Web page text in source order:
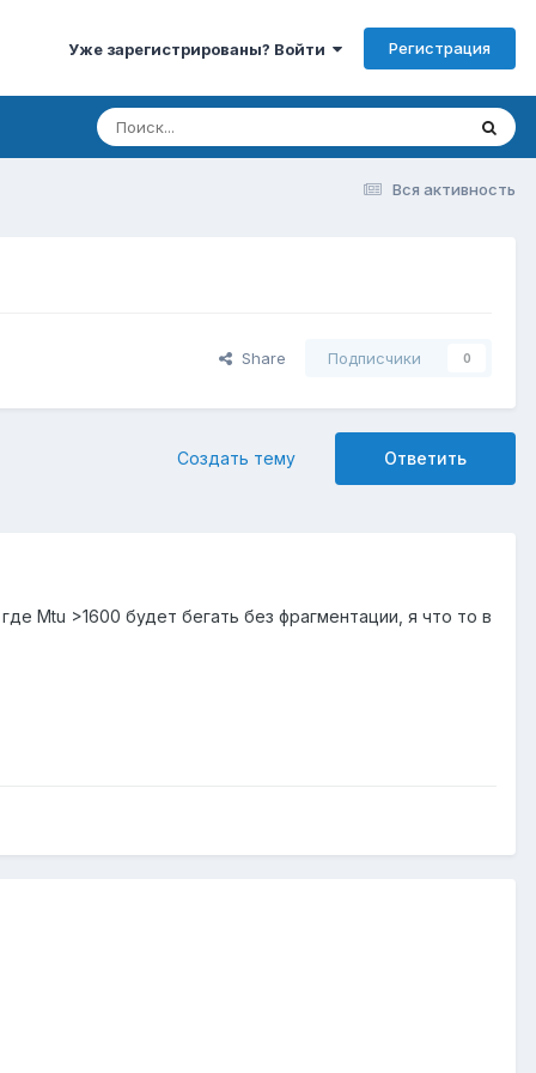
Уже зарегистрированы? Войти Регистрация
Вся активность
Share Подписчики 0
Ответить
Создать тему
Mtu >1600 будет бегать без фрагментации, я что то в